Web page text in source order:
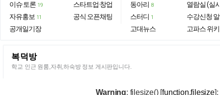
이슈·토론 19
자유홍보 11
공개일기장
스타트업·창업
공식 오픈채팅
동아리 8
스터디 1
고대뉴스
열람실 (실
수강신청
고파스 위키
복덕방
학교 인근 원룸,자취,하숙방 정보 게시판입니다.
Warning: filesize() [function.filesize